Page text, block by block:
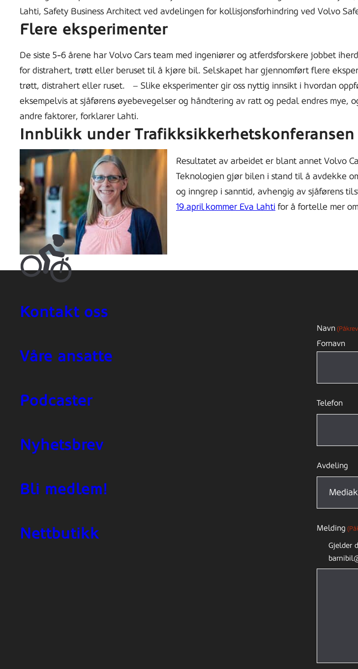
Lahti, Safety Business Architect ved avdelingen for kollisjonsforhindring ved Volvo
Flere eksperimenter
De siste 5-6 årene har Volvo Cars team med ingeniører og atferdsforskere jobbet
for distrahert, trøtt eller beruset til å kjøre bil. Selskapet har gjennomført flere
trøtt, distrahert eller ruset.
– Slike eksperimenter gir oss nyttig innsikt i hvordan
eksempelvis at sjåførens øyebevegelser og håndtering av ratt og pedal endres
andre faktorer, forklarer Lahti.
Innblikk under Trafikksikkerhetskonferansen
Resultatet av arbeidet er blant annet Volvo
Teknologien gjør bilen i stand til å avdekke
og inngrep i sanntid, avhengig av sjåførens
19.april kommer Eva Lahti for å fortelle mer
Kontakt oss
Våre ansatte
Podcaster
Nyhetsbrev
Bli medlem!
Nettbutikk
Navn
Fornavn
Telefon
Avdeling
Melding
Gjelder